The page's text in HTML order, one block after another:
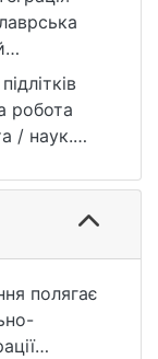
1248
робота
/ наук.
1248
полягає